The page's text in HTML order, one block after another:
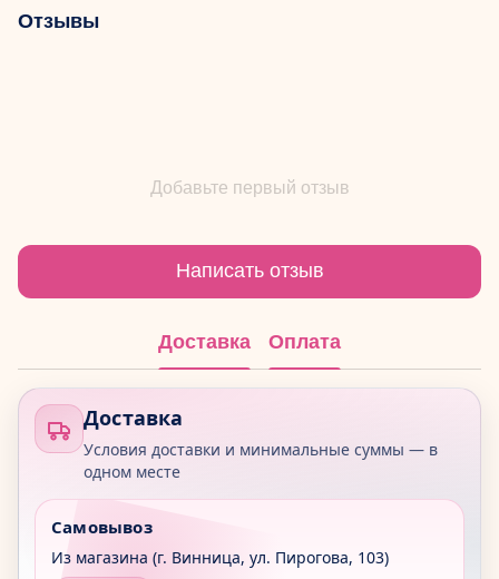
Отзывы
Добавьте первый отзыв
Написать отзыв
Доставка Оплата
Доставка
Условия доставки и минимальные суммы — в
одном месте
Самовывоз
Из магазина (г. Винница, ул. Пирогова, 103)